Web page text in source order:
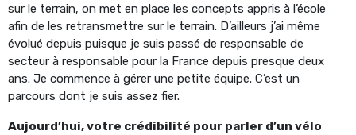
sur le terrain, on met en place les concepts appris à l’école
afin de les retransmettre sur le terrain. D’ailleurs j’ai même
évolué depuis puisque je suis passé de responsable de
secteur à responsable pour la France depuis presque deux
ans. Je commence à gérer une petite équipe. C’est un
parcours dont je suis assez fier.
Aujourd’hui, votre crédibilité pour parler d’un vélo